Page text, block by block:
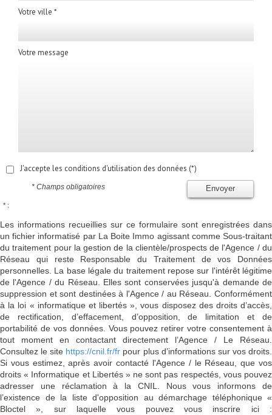
Votre ville *
Votre message
J'accepte les conditions d'utilisation des données (*)
Envoyer
* Champs obligatoires
* :
Les informations recueillies sur ce formulaire sont enregistrées dans
un fichier informatisé par La Boite Immo agissant comme Sous-traitant
du traitement pour la gestion de la clientèle/prospects de l'Agence / du
Réseau qui reste Responsable du Traitement de vos Données
personnelles. La base légale du traitement repose sur l'intérêt légitime
de l'Agence / du Réseau. Elles sont conservées jusqu'à demande de
suppression et sont destinées à l'Agence / au Réseau. Conformément
à la loi « informatique et libertés », vous disposez des droits d’accès,
de rectification, d’effacement, d’opposition, de limitation et de
portabilité de vos données. Vous pouvez retirer votre consentement à
tout moment en contactant directement l’Agence / Le Réseau.
Consultez le site https://cnil.fr/fr pour plus d’informations sur vos droits.
Si vous estimez, après avoir contacté l'Agence / le Réseau, que vos
droits « Informatique et Libertés » ne sont pas respectés, vous pouvez
adresser une réclamation à la CNIL. Nous vous informons de
l’existence de la liste d'opposition au démarchage téléphonique «
Bloctel », sur laquelle vous pouvez vous inscrire ici :